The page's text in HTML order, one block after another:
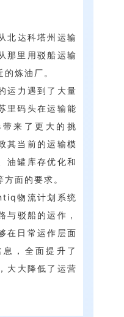
北达科塔州运输
那里用驳船运输
炼油厂。
运力遇到了大量
里码头在运输能
来了更大的挑
其当前的运输模
油罐库存优化和
面的要求。
物流计划系统
驳船的运作，
在日常运作层面
，全面提升了
大大降低了运营